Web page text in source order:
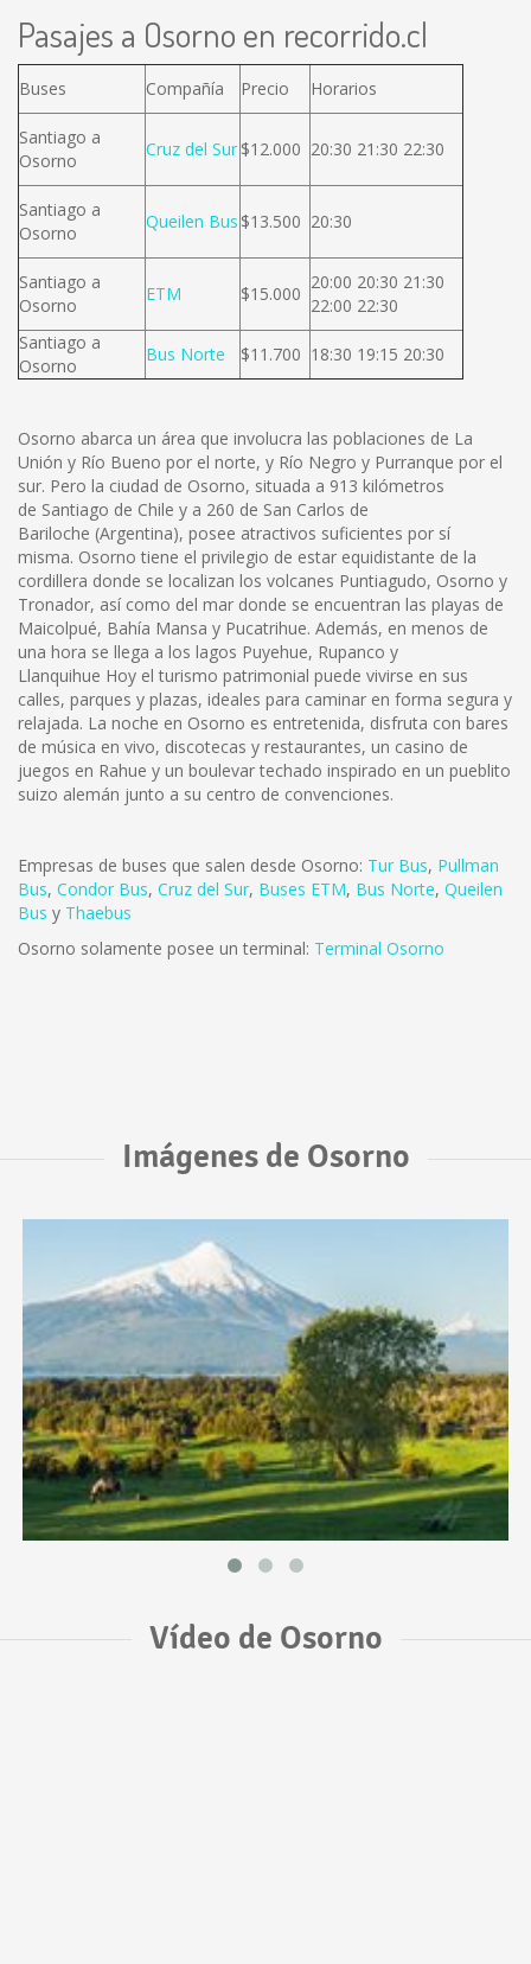
Pasajes a Osorno en recorrido.cl
Buses Compañía Precio Horarios
Santiago a
Osorno
Cruz del Sur $12.000 20:30 21:30 22:30
Santiago a
Osorno
Queilen Bus $13.500 20:30
Santiago a
Osorno
ETM $15.000
20:00 20:30 21:30
22:00 22:30
Santiago a
Osorno
Bus Norte $11.700 18:30 19:15 20:30
Osorno abarca un área que involucra las poblaciones de La
Unión y Río Bueno por el norte, y Río Negro y Purranque por el
sur. Pero la ciudad de Osorno, situada a 913 kilómetros
de Santiago de Chile y a 260 de San Carlos de
Bariloche (Argentina), posee atractivos suficientes por sí
misma. Osorno tiene el privilegio de estar equidistante de la
cordillera donde se localizan los volcanes Puntiagudo, Osorno y
Tronador, así como del mar donde se encuentran las playas de
Maicolpué, Bahía Mansa y Pucatrihue. Además, en menos de
una hora se llega a los lagos Puyehue, Rupanco y
Llanquihue Hoy el turismo patrimonial puede vivirse en sus
calles, parques y plazas, ideales para caminar en forma segura y
relajada. La noche en Osorno es entretenida, disfruta con bares
de música en vivo, discotecas y restaurantes, un casino de
juegos en Rahue y un boulevar techado inspirado en un pueblito
suizo alemán junto a su centro de convenciones.
Empresas de buses que salen desde Osorno: Tur Bus, Pullman
Bus, Condor Bus, Cruz del Sur, Buses ETM, Bus Norte, Queilen
Bus y Thaebus
Osorno solamente posee un terminal: Terminal Osorno
Imágenes de Osorno
Vídeo de Osorno